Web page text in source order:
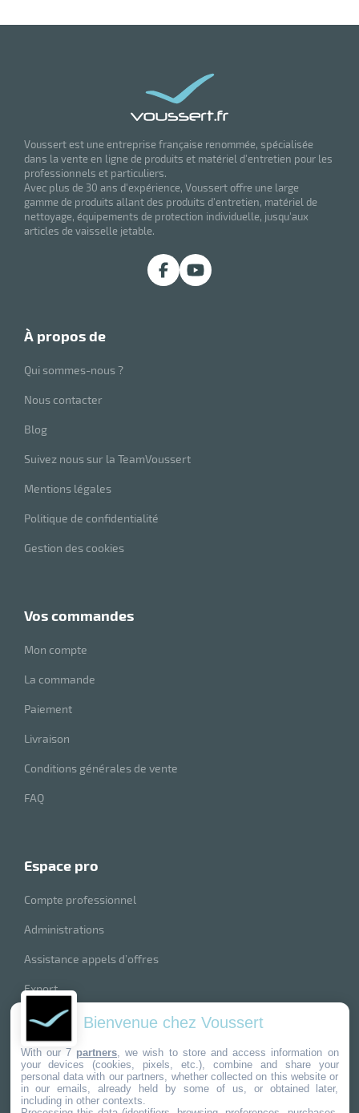
Voussert est une entreprise française renommée, spécialisée
dans la vente en ligne de produits et matériel d'entretien pour les
professionnels et particuliers.
Avec plus de 30 ans d'expérience, Voussert offre une large
gamme de produits allant des produits d'entretien, matériel de
nettoyage, équipements de protection individuelle, jusqu'aux
articles de vaisselle jetable.
à propos de
Qui sommes-nous ?
Nous contacter
Blog
Suivez nous sur la TeamVoussert
Mentions légales
Politique de confidentialité
Gestion des cookies
vos commandes
Mon compte
La commande
Paiement
Livraison
Conditions générales de vente
FAQ
espace pro
Compte professionnel
Administrations
Assistance appels d’offres
Export
index produits
nos marques
Bienvenue chez Voussert
With our 7 partners , we wish to store and access information on
your devices (cookies, pixels, etc.), combine and share your
personal data with our partners, whether collected on this website or
in our emails, already held by some of us, or obtained later,
including in other contexts.